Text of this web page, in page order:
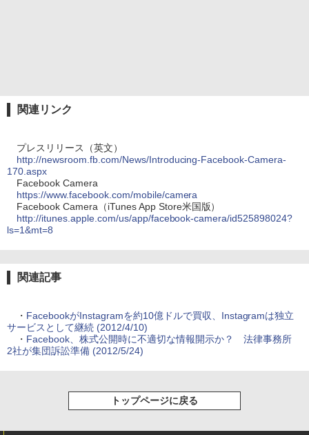
関連リンク
プレスリリース（英文）
http://newsroom.fb.com/News/Introducing-Facebook-Camera-
170.aspx
Facebook Camera
https://www.facebook.com/mobile/camera
Facebook Camera（iTunes App Store米国版）
http://itunes.apple.com/us/app/facebook-camera/id525898024?
ls=1&mt=8
関連記事
・ FacebookがInstagramを約10億ドルで買収、Instagramは独立
サービスとして継続 (2012/4/10)
・ Facebook、株式公開時に不適切な情報開示か？ 法律事務所
2社が集団訴訟準備 (2012/5/24)
トップページに戻る